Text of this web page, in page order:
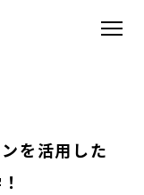
を活用した